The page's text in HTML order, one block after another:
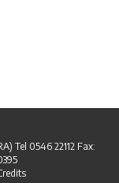
Tel 0546 22112 Fax: